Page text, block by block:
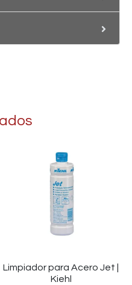
Limpiador para Acero Jet |
Kiehl